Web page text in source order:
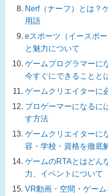
Nerf（ナーフ）とは？
用語
eスポーツ（イースポ
と魅力について
ゲームプログラマーに
今すぐにできることと
ゲームクリエイターに
プロゲーマーになるに
す方法
ゲームクリエイターに
容・学校・資格を徹底
ゲームのRTAとはどん
力、イベントについて
VR動画・空間・ゲー